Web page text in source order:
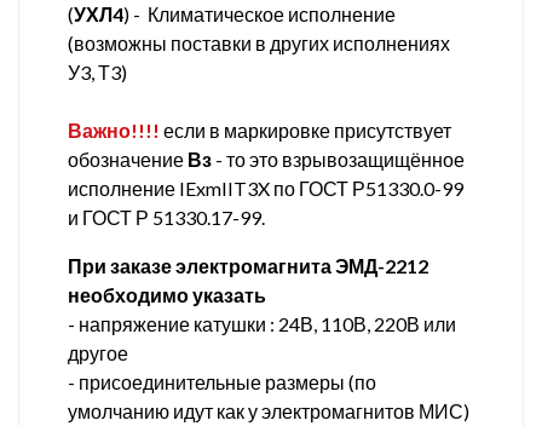
(УХЛ4) - Климатическое исполнение
(возможны поставки в других исполнениях
У3, Т3)
Важно!!!! если в маркировке присутствует
обозначение Вз - то это взрывозащищённое
исполнение IExmIIT3X по ГОСТ Р51330.0-99
и ГОСТ Р 51330.17-99.
При заказе электромагнита ЭМД-2212
необходимо указать
- напряжение катушки : 24В, 110В, 220В или
другое
- присоединительные размеры (по
умолчанию идут как у электромагнитов МИС)